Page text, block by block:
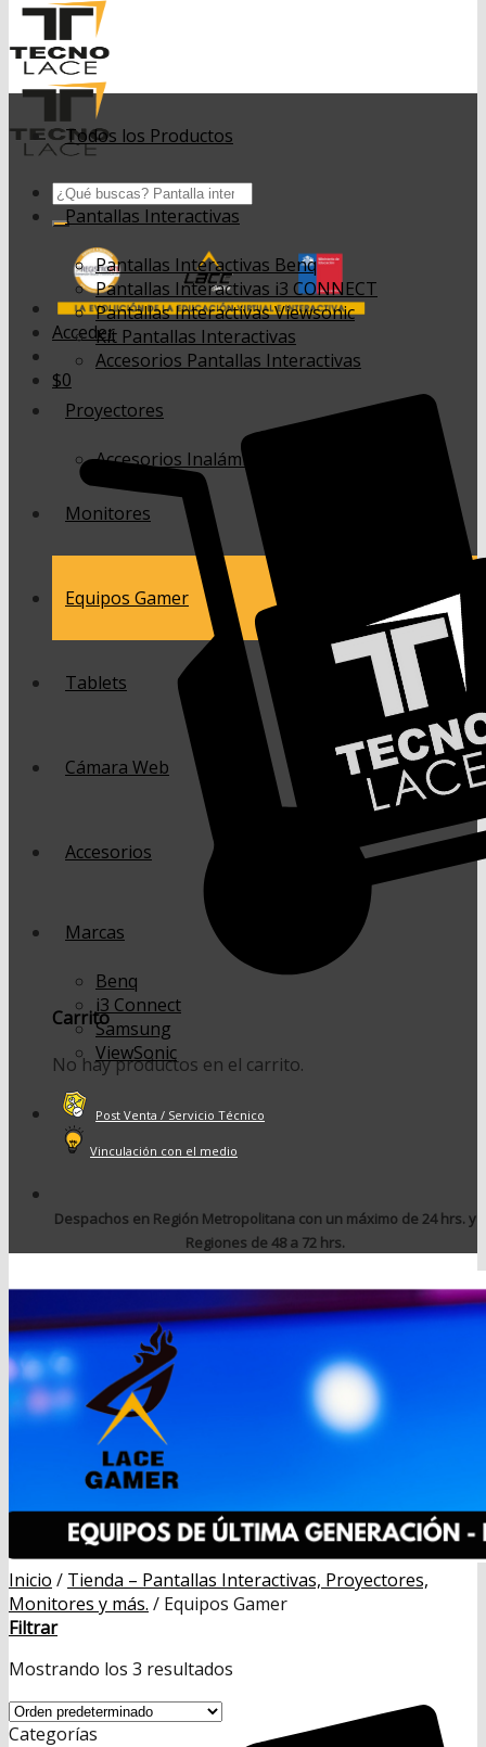
Buscar
por:
Acceder
$0
Carrito
No hay productos en el carrito.
Todos los Productos
Pantallas Interactivas
Pantallas Interactivas Benq
Pantallas Interactivas i3 CONNECT
Pantallas Interactivas Viewsonic
Kit Pantallas Interactivas
Accesorios Pantallas Interactivas
Proyectores
Accesorios Inalámbricos
Monitores
Equipos Gamer
Tablets
Cámara Web
Accesorios
Marcas
Benq
i3 Connect
Samsung
ViewSonic
Post Venta / Servicio Técnico
Vinculación con el medio
Despachos en Región Metropolitana con un máximo de 24 hrs. y
Regiones de 48 a 72 hrs.
Inicio / Tienda – Pantallas Interactivas, Proyectores,
Monitores y más. / Equipos Gamer
Filtrar
Mostrando los 3 resultados
Categorías